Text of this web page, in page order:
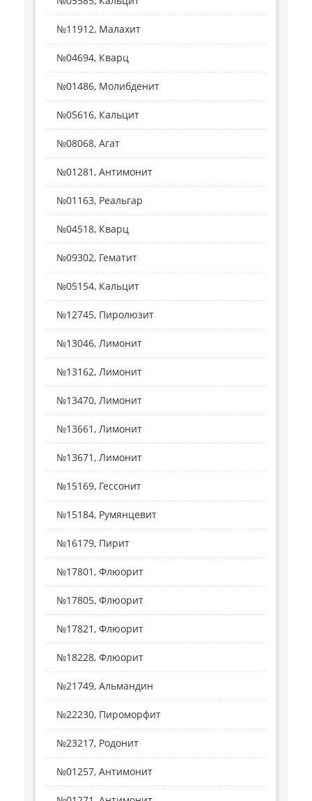
№11912, Малахит
№04694, Кварц
№01486, Молибденит
№05616, Кальцит
№08068, Агат
№01281, Антимонит
№01163, Реальгар
№04518, Кварц
№09302, Гематит
№05154, Кальцит
№12745, Пиролюзит
№13046, Лимонит
№13162, Лимонит
№13470, Лимонит
№13661, Лимонит
№13671, Лимонит
№15169, Гессонит
№15184, Румянцевит
№16179, Пирит
№17801, Флюорит
№17805, Флюорит
№17821, Флюорит
№18228, Флюорит
№21749, Альмандин
№22230, Пироморфит
№23217, Родонит
№01257, Антимонит